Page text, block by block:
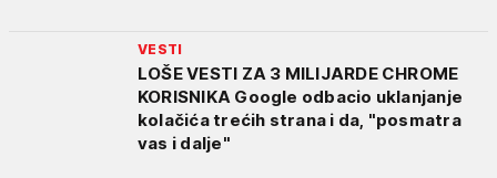
VESTI
LOŠE VESTI ZA 3 MILIJARDE CHROME
KORISNIKA Google odbacio uklanjanje
kolačića trećih strana i da, "posmatra
vas i dalje"